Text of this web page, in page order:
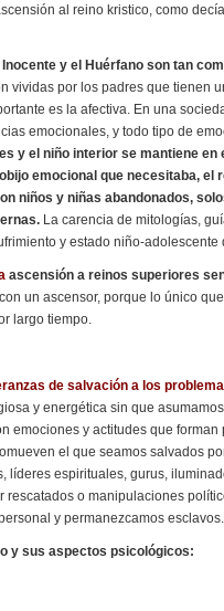
al reino kristico, como
y el Huérfano son tan
vividas por los padres que tienen
es la afectiva. En una
emocionales, y todo tipo de
y el niño interior se mantiene en
emocional que necesitaba,
niños y niñas abandonados,
La carencia de mitologías,
y estado niño-adolescente
ascensión a reinos superiores
un ascensor, porque lo único
largo tiempo.
de salvación a los
y energética sin que
emociones y actitudes que
el que seamos salvados
líderes espirituales, gurus,
rescatados o manipulaciones
y permanezcamos esclavos.
y sus aspectos psicológicos: